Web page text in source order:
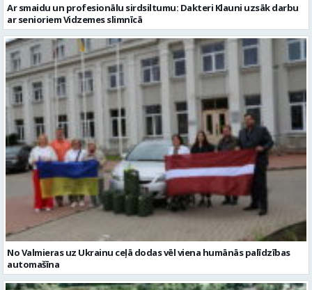
Ar smaidu un profesionālu sirdsiltumu: Dakteri Klauni uzsāk darbu
ar senioriem Vidzemes slimnīcā
No Valmieras uz Ukrainu ceļā dodas vēl viena humānās palīdzības
automašīna